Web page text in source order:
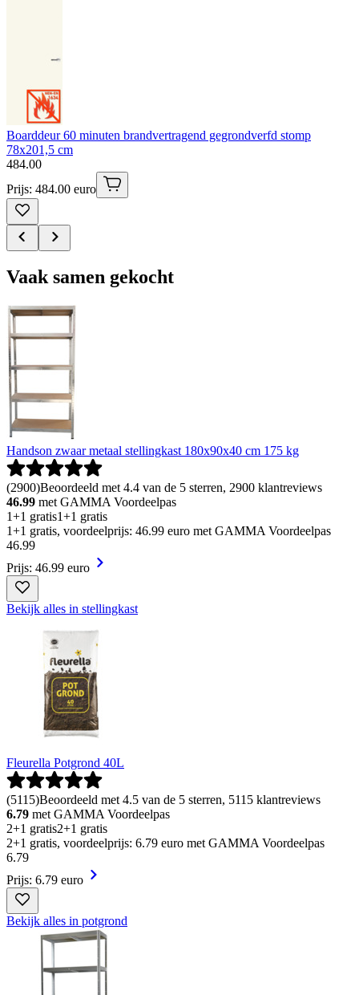
Boarddeur 60 minuten brandvertragend gegrondverfd stomp
78x201,5 cm
484.00
Prijs: 484.00 euro
Vaak samen gekocht
Handson zwaar metaal stellingkast 180x90x40 cm 175 kg
(2900)Beoordeeld met 4.4 van de 5 sterren, 2900 klantreviews
46.99 met GAMMA Voordeelpas
1+1 gratis1+1 gratis
1+1 gratis, voordeelprijs: 46.99 euro met GAMMA Voordeelpas
46.99
Prijs: 46.99 euro
Bekijk alles in stellingkast
Fleurella Potgrond 40L
(5115)Beoordeeld met 4.5 van de 5 sterren, 5115 klantreviews
6.79 met GAMMA Voordeelpas
2+1 gratis2+1 gratis
2+1 gratis, voordeelprijs: 6.79 euro met GAMMA Voordeelpas
6.79
Prijs: 6.79 euro
Bekijk alles in potgrond